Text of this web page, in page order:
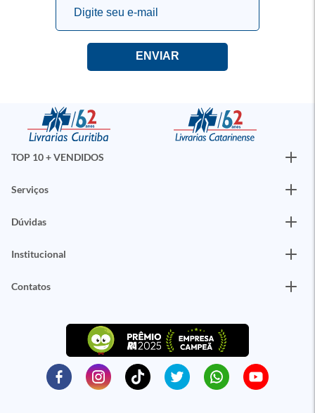
TOP 10 + VENDIDOS
Serviços
Dúvidas
Institucional
Contatos